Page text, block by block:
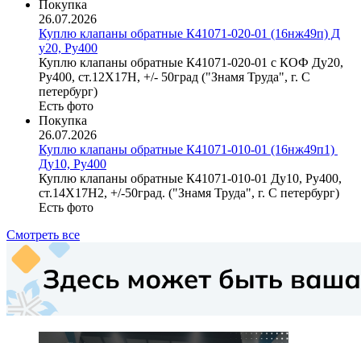
Покупка
26.07.2026
Куплю клапаны обратные К​41071-020-01 (16нж49п) Д​
у20, Ру400
Куплю клапаны обратные К41071-020-01 с КОФ Ду20,
Ру400, ст.12Х17Н, +/- 50град ("Знамя Труда", г. С
петербург)
Есть фото
Покупка
26.07.2026
Куплю клапаны обратные К​41071-010-01 (16нж49п1) ​
Ду10, Ру400
Куплю клапаны обратные К41071-010-01 Ду10, Ру400,
ст.14Х17Н2, +/-50град. ("Знамя Труда", г. С петербург)
Есть фото
Смотреть все